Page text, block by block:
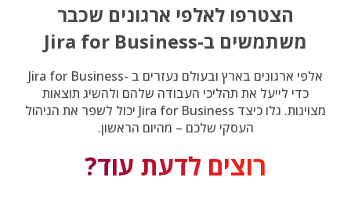
הצטרפו לאלפי ארגונים שכבר
משתמשים ב-Jira for Business
אלפי ארגונים בארץ ובעולם נעזרים ב -Jira for Business
כדי לייעל את תהליכי העבודה שלהם ולהשיג תוצאות
מצוינות. גלו כיצד Jira for Business יכול לשפר את הניהול
העסקי שלכם – מהיום הראשון.
רוצים לדעת עוד?